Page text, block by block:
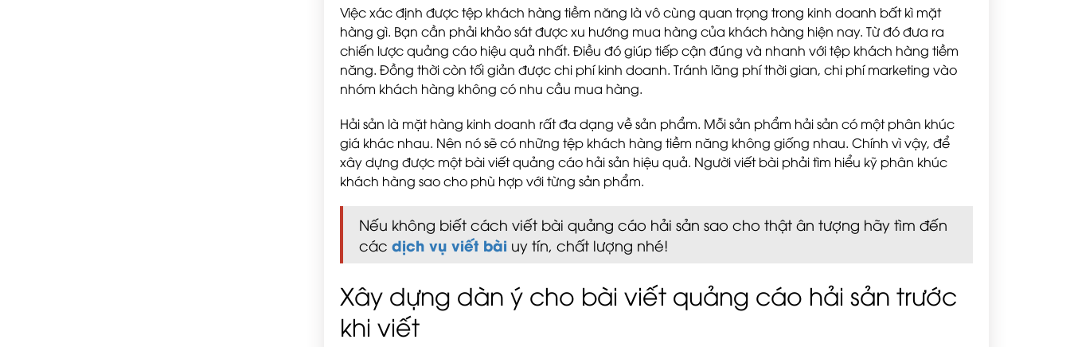
Việc xác định được tệp khách hàng tiềm năng là vô cùng quan trọng trong kinh doanh bất kì mặt
hàng gì. Bạn cần phải khảo sát được xu hướng mua hàng của khách hàng hiện nay. Từ đó đưa ra
chiến lược quảng cáo hiệu quả nhất. Điều đó giúp tiếp cận đúng và nhanh với tệp khách hàng tiềm
năng. Đồng thời còn tối giản được chi phí kinh doanh. Tránh lãng phí thời gian, chi phí marketing vào
nhóm khách hàng không có nhu cầu mua hàng.
Hải sản là mặt hàng kinh doanh rất đa dạng về sản phẩm. Mỗi sản phẩm hải sản có một phân khúc
giá khác nhau. Nên nó sẽ có những tệp khách hàng tiềm năng không giống nhau. Chính vì vậy, để
xây dựng được một bài viết quảng cáo hải sản hiệu quả. Người viết bài phải tìm hiểu kỹ phân khúc
khách hàng sao cho phù hợp với từng sản phẩm.
Nếu không biết cách viết bài quảng cáo hải sản sao cho thật ân tượng hãy tìm đến
các dịch vụ viết bài uy tín, chất lượng nhé!
Xây dựng dàn ý cho bài viết quảng cáo hải sản trước
khi viết